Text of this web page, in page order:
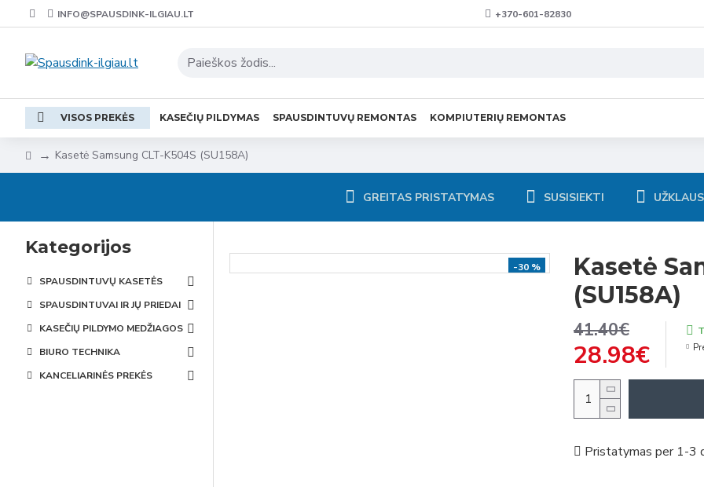
INFO@SPAUSDINK-ILGIAU.LT +370-601-82830
VISOS PREKĖS KASEČIŲ PILDYMAS SPAUSDINTUVŲ REMONTAS KOMPIUTERIŲ REMONTAS
Kasetė Samsung CLT-K504S (SU158A)
GREITAS PRISTATYMAS SUSISIEKTI
Kategorijos
SPAUSDINTUVŲ KASETĖS
SPAUSDINTUVAI IR JŲ PRIEDAI
KASEČIŲ PILDYMO MEDŽIAGOS
BIURO TECHNIKA
KANCELIARINĖS PREKĖS
-30 %
Kasetė
(SU158A)
41.40€
28.98€
Pristatymas per 1-3